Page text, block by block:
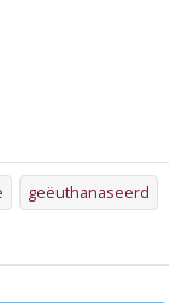
geëuthanaseerd